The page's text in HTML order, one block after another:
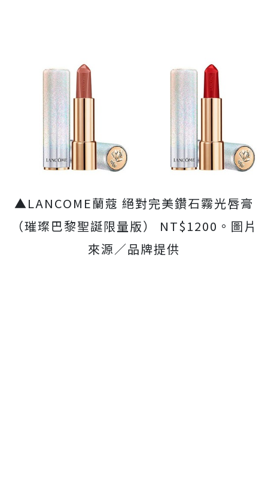
▲LANCOME蘭蔻 絕對完美鑽石霧光唇膏
（璀璨巴黎聖誕限量版） NT$1200。圖片
來源／品牌提供